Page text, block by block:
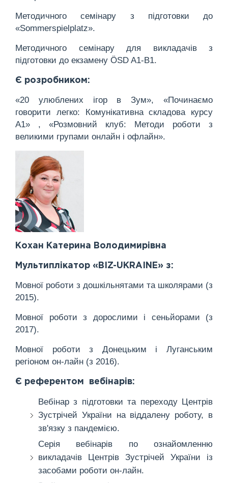
Методичного семінару з підготовки до
«Sommerspielplatz».
Методичного семінару для викладачів з
підготовки до екзамену ÖSD A1-B1.
Є розробником:
«20 улюблених ігор в Зум», «Починаємо
говорити легко: Комунікативна складова курсу
А1» , «Розмовний клуб: Методи роботи з
великими групами онлайн і офлайн».
Кохан Катерина Володимирівна
Мультиплікатор «BIZ-UKRAINE» з:
Мовної роботи з дошкільнятами та школярами (з
2015).
Мовної роботи з дорослими і сеньйорами (з
2017).
Мовної роботи з Донецьким і Луганським
регіоном он-лайн (з 2016).
Є референтом вебінарів:
Вебінар з підготовки та переходу Центрів
Зустрічей України на віддалену роботу, в
зв'язку з пандемією.
Серія вебінарів по ознайомленню
викладачів Центрів Зустрічей України із
засобами роботи он-лайн.